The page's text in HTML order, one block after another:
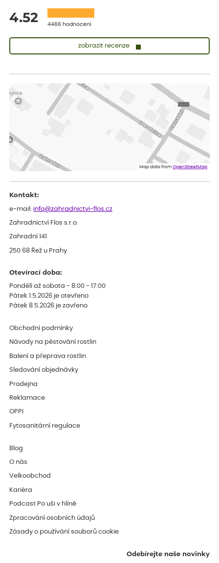
4.52 4466 hodnocení
zobrazit recenze
Vše v pořádku, jsem spokojena.
ověřený nákup dnes
Rostlina mi přišla v dobrém stavu, jsem spokojená.
Zuzana
Spokojenost s dodáním kvalitních rostlin
Map data fromOpenStreetMap
Kontakt:
e-mail: info@zahradnictvi-flos.cz
Zahradnictví Flos s.r.o.
Zahradní 141
250 68 Řež u Prahy
Otevírací doba:
Pondělí až sobota - 8:00 - 17:00
Pátek 1.5.2026 je otevřeno
Pátek 8.5.2026 je zavřeno
Obchodní podmínky
Návody na pěstování rostlin
Balení a přeprava rostlin
Sledování objednávky
Prodejna
Reklamace
OPPI
Fytosanitární regulace
Blog
O nás
Velkoobchod
Kariéra
Podcast Po uši v hlíně
Zpracování osobních údajů
Zásady o používání souborů cookie
Odebírejte naše novinky